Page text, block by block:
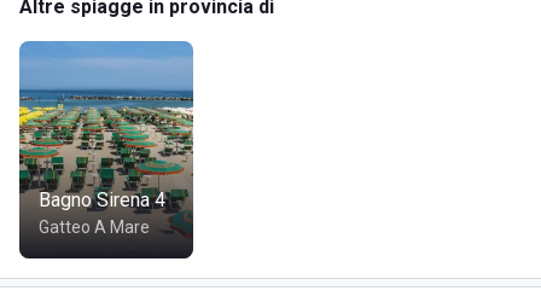
sicurezza e della convivenza con gli altri ospiti.
Altre spiagge in provincia di
Bagno Sirena 4
Gatteo A Mare